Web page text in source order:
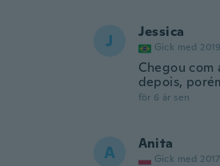
J Jessica
Gick med 2019
Chegou com
depois,
för 6 år sen
A Anita
Gick med 2017